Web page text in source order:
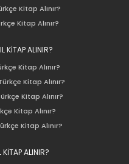
Kitap Alınır?
Kitap Alınır?
KİTAP ALINIR?
Kitap Alınır?
Kitap Alınır?
Kitap Alınır?
Kitap Alınır?
Kitap Alınır?
ALINIR?